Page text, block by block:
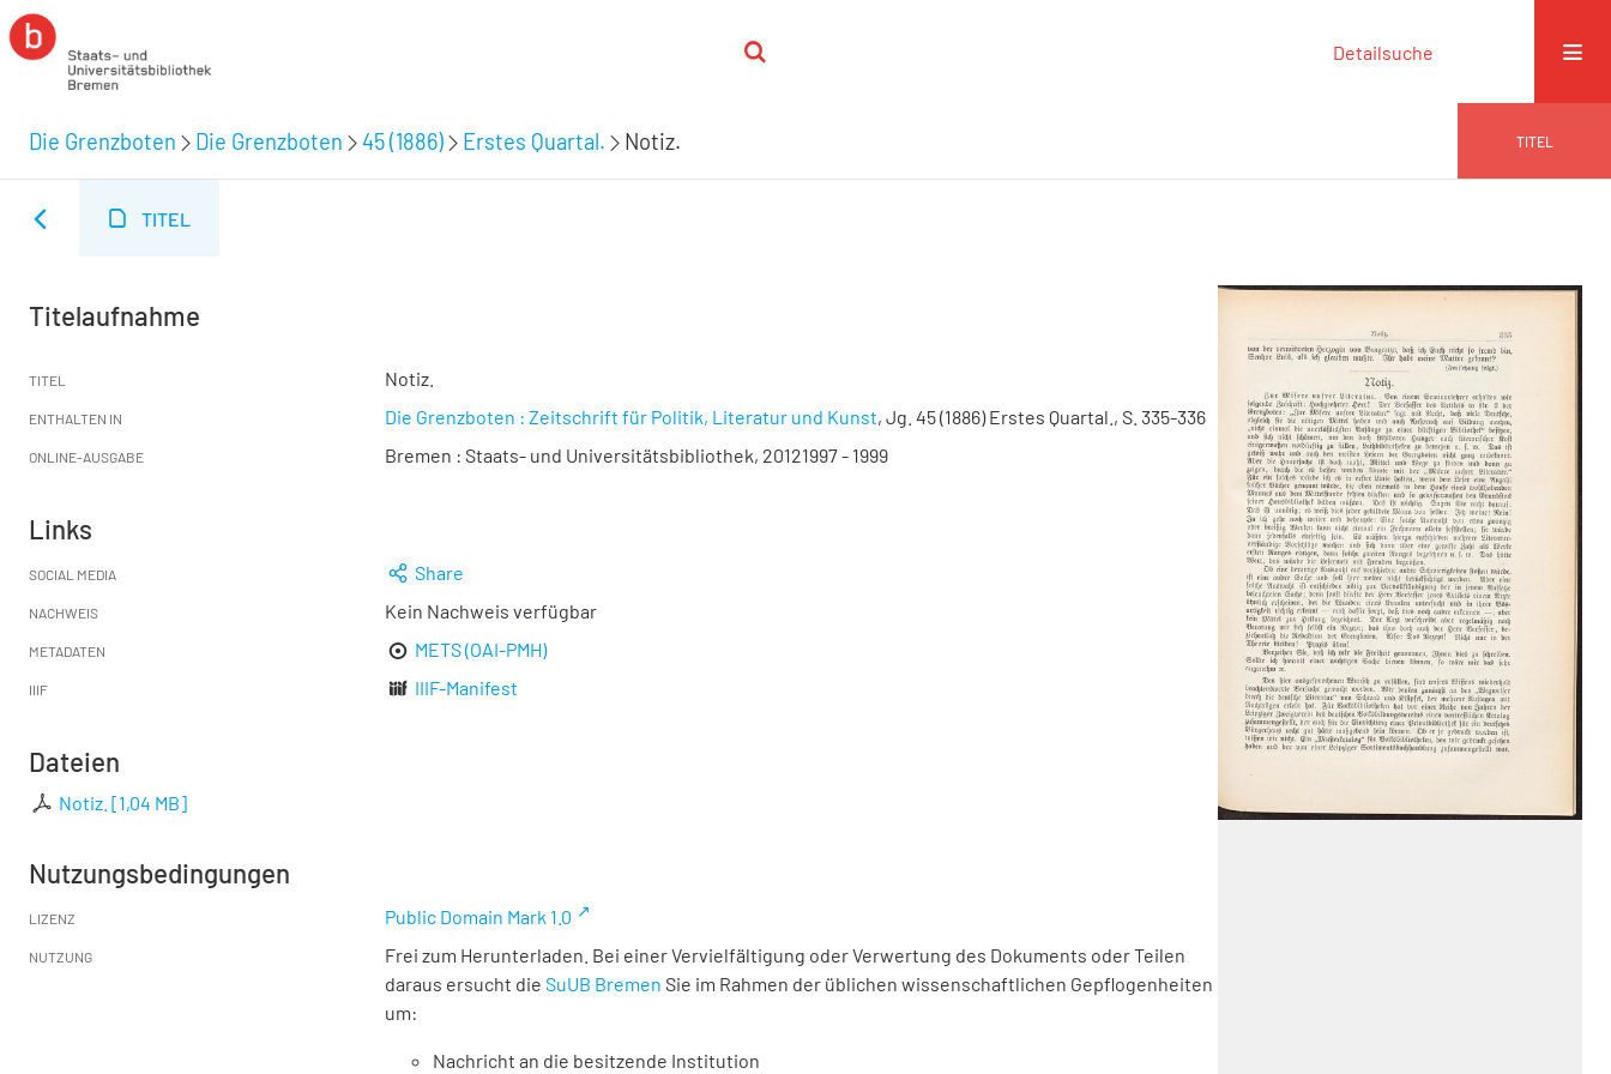
Detailsuche
Die Grenzboten Die Grenzboten 45 (1886) Erstes Quartal. Notiz. TITEL
TITEL
Titelaufnahme
TITEL Notiz.
ENTHALTEN IN Die Grenzboten : Zeitschrift für Politik, Literatur und Kunst, Jg. 45 (1886) Erstes Quartal., S. 335-336
ONLINE-AUSGABE Bremen : Staats- und Universitätsbibliothek, 20121997 - 1999
Links
SOCIAL MEDIA Share
NACHWEIS Kein Nachweis verfügbar
METADATEN METS (OAI-PMH)
IIIF IIIF-Manifest
Dateien
Notiz. [1,04 MB]
Nutzungsbedingungen
LIZENZ Public Domain Mark 1.0
NUTZUNG
Frei zum Herunterladen. Bei einer Vervielfältigung oder Verwertung des Dokuments oder Teilen
daraus ersucht die SuUB Bremen Sie im Rahmen der üblichen wissenschaftlichen Gepflogenheiten
um:
Nachricht an die besitzende Institution